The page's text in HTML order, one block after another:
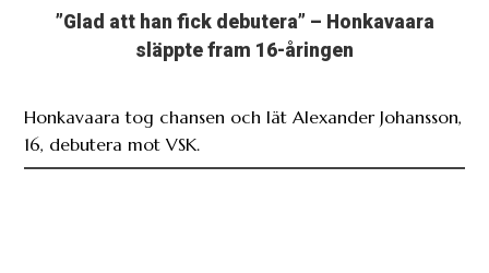
”Glad att han fick debutera” – Honkavaara
släppte fram 16-åringen
Honkavaara tog chansen och lät Alexander Johansson,
16, debutera mot VSK.